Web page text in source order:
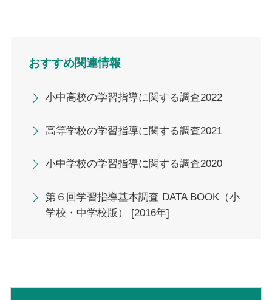
おすすめ関連情報
小中高校の学習指導に関する調査2022
高等学校の学習指導に関する調査2021
小中学校の学習指導に関する調査2020
第６回学習指導基本調査 DATA BOOK（小
学校・中学校版） [2016年]